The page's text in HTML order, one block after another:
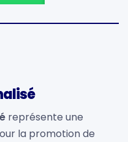
représente une
la promotion de